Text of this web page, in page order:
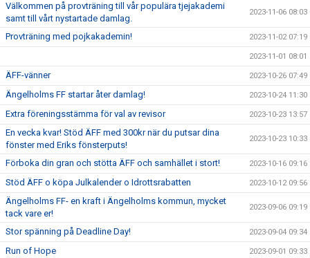
Välkommen på provträning till vår populära tjejakademi
samt till vårt nystartade damlag.
2023-11-06 08:03
Provträning med pojkakademin! 2023-11-02 07:19
2023-11-01 08:01
ÄFF-vänner 2023-10-26 07:49
Ängelholms FF startar åter damlag! 2023-10-24 11:30
Extra föreningsstämma för val av revisor 2023-10-23 13:57
En vecka kvar! Stöd ÄFF med 300kr när du putsar dina
fönster med Eriks fönsterputs!
2023-10-23 10:33
Förboka din gran och stötta ÄFF och samhället i stort! 2023-10-16 09:16
Stöd ÄFF o köpa Julkalender o Idrottsrabatten 2023-10-12 09:56
Ängelholms FF- en kraft i Ängelholms kommun, mycket
tack vare er!
2023-09-06 09:19
Stor spänning på Deadline Day! 2023-09-04 09:34
Run of Hope 2023-09-01 09:33